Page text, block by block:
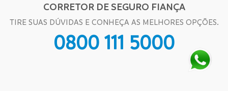
CORRETOR DE SEGURO FIANÇA
TIRE SUAS DÚVIDAS E CONHEÇA AS MELHORES OPÇÕES.
0800 111 5000